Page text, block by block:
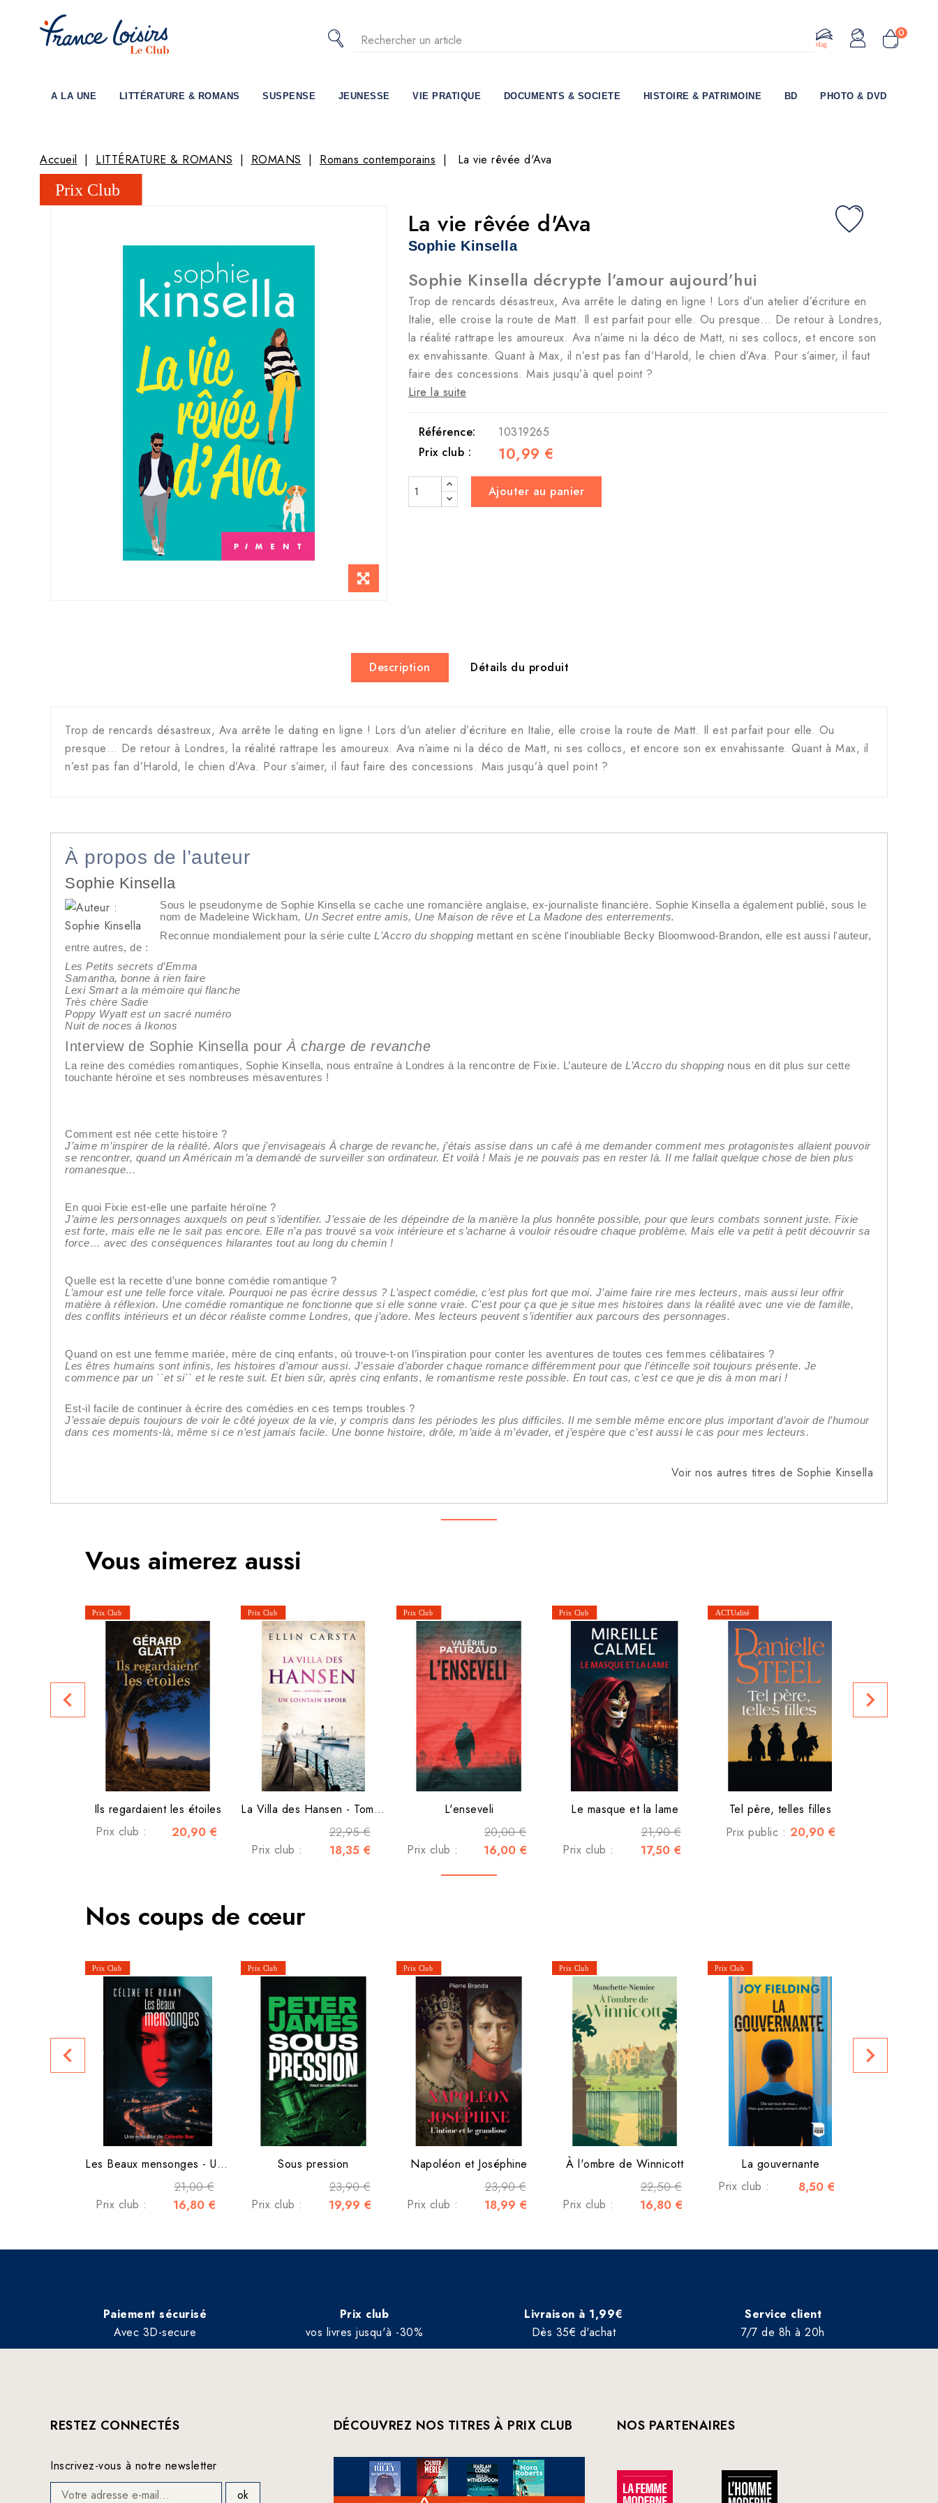
0
Le Mag
A LA UNE LITTÉRATURE & ROMANS SUSPENSE JEUNESSE VIE PRATIQUE DOCUMENTS & SOCIETE HISTOIRE & PATRIMOINE BD PHOTO & DVD
Accueil LITTÉRATURE & ROMANS ROMANS Romans contemporains La vie rêvée d'Ava
La vie rêvée d'Ava
Sophie Kinsella
Sophie Kinsella décrypte l’amour aujourd’hui
Trop de rencards désastreux, Ava arrête le dating en ligne ! Lors d’un atelier d’écriture en
Italie, elle croise la route de Matt. Il est parfait pour elle. Ou presque… De retour à Londres,
la réalité rattrape les amoureux. Ava n’aime ni la déco de Matt, ni ses collocs, et encore son
ex envahissante. Quant à Max, il n’est pas fan d’Harold, le chien d’Ava. Pour s’aimer, il faut
faire des concessions. Mais jusqu’à quel point ?
Lire la suite
Référence:
10319265
Prix club :
10,99 €
Ajouter au panier
Description Détails du produit
Trop de rencards désastreux, Ava arrête le dating en ligne ! Lors d’un atelier d’écriture en Italie, elle croise la route de Matt. Il est parfait pour elle. Ou
presque… De retour à Londres, la réalité rattrape les amoureux. Ava n’aime ni la déco de Matt, ni ses collocs, et encore son ex envahissante. Quant à Max, il
n’est pas fan d’Harold, le chien d’Ava. Pour s’aimer, il faut faire des concessions. Mais jusqu’à quel point ?
À propos de l’auteur
Sophie Kinsella
Sous le pseudonyme de Sophie Kinsella se cache une romancière anglaise, ex-journaliste financière. Sophie Kinsella a également publié, sous le
nom de Madeleine Wickham, Un Secret entre amis, Une Maison de rêve et La Madone des enterrements.
Reconnue mondialement pour la série culte L'Accro du shopping mettant en scène l'inoubliable Becky Bloomwood-Brandon, elle est aussi l'auteur,
entre autres, de :
Les Petits secrets d’Emma
Samantha, bonne à rien faire
Lexi Smart a la mémoire qui flanche
Très chère Sadie
Poppy Wyatt est un sacré numéro
Nuit de noces à Ikonos
Interview de Sophie Kinsella pour À charge de revanche
La reine des comédies romantiques, Sophie Kinsella, nous entraîne à Londres à la rencontre de Fixie. L’auteure de L’Accro du shopping nous en dit plus sur cette
touchante héroïne et ses nombreuses mésaventures !
Comment est née cette histoire ?
J’aime m’inspirer de la réalité. Alors que j’envisageais À charge de revanche, j’étais assise dans un café à me demander comment mes protagonistes allaient pouvoir
se rencontrer, quand un Américain m’a demandé de surveiller son ordinateur. Et voilà ! Mais je ne pouvais pas en rester là. Il me fallait quelque chose de bien plus
romanesque…
En quoi Fixie est-elle une parfaite héroïne ?
J’aime les personnages auxquels on peut s’identifier. J’essaie de les dépeindre de la manière la plus honnête possible, pour que leurs combats sonnent juste. Fixie
est forte, mais elle ne le sait pas encore. Elle n’a pas trouvé sa voix intérieure et s’acharne à vouloir résoudre chaque problème. Mais elle va petit à petit découvrir sa
force… avec des conséquences hilarantes tout au long du chemin !
Quelle est la recette d’une bonne comédie romantique ?
L’amour est une telle force vitale. Pourquoi ne pas écrire dessus ? L’aspect comédie, c’est plus fort que moi. J’aime faire rire mes lecteurs, mais aussi leur offrir
matière à réflexion. Une comédie romantique ne fonctionne que si elle sonne vraie. C’est pour ça que je situe mes histoires dans la réalité avec une vie de famille,
des conflits intérieurs et un décor réaliste comme Londres, que j’adore. Mes lecteurs peuvent s’identifier aux parcours des personnages.
Quand on est une femme mariée, mère de cinq enfants, où trouve-t-on l’inspiration pour conter les aventures de toutes ces femmes célibataires ?
Les êtres humains sont infinis, les histoires d’amour aussi. J’essaie d’aborder chaque romance différemment pour que l’étincelle soit toujours présente. Je
commence par un ``et si`` et le reste suit. Et bien sûr, après cinq enfants, le romantisme reste possible. En tout cas, c’est ce que je dis à mon mari !
Est-il facile de continuer à écrire des comédies en ces temps troubles ?
J’essaie depuis toujours de voir le côté joyeux de la vie, y compris dans les périodes les plus difficiles. Il me semble même encore plus important d’avoir de l’humour
dans ces moments-là, même si ce n’est jamais facile. Une bonne histoire, drôle, m’aide à m’évader, et j’espère que c’est aussi le cas pour mes lecteurs.
Voir nos autres titres de Sophie Kinsella
Vous aimerez aussi
Ils regardaient les étoiles
Prix club :
20,90 €
La Villa des Hansen - Tome1...
22,95 €
Prix club : 18,35 €
L'enseveli
20,00 €
Prix club : 16,00 €
Le masque et la lame
21,90 €
Prix club : 17,50 €
Tel père, telles filles
Prix public : 20,90 €
Prix club :
navigate_before navigate_next
Nos coups de cœur
Les Beaux mensonges - Une...
21,00 €
Prix club : 16,80 €
Sous pression
23,90 €
Prix club : 19,99 €
Napoléon et Joséphine
23,90 €
Prix club : 18,99 €
À l'ombre de Winnicott
22,50 €
Prix club : 16,80 €
La gouvernante
Prix club :
8,50 €
Prix club :
navigate_before navigate_next
Paiement sécurisé
Avec 3D-secure
Prix club
vos livres jusqu'à -30%
Livraison à 1,99€
Dès 35€ d'achat
Service client
7/7 de 8h à 20h
RESTEZ CONNECTÉS
Inscrivez-vous à notre newsletter
DÉCOUVREZ NOS TITRES À PRIX CLUB NOS PARTENAIRES